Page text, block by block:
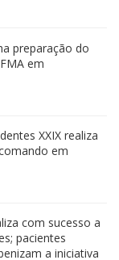
preparação do
em
XXIX realiza
em
com sucesso a
pacientes
a iniciativa